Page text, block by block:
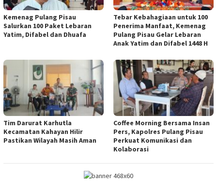
Kemenag Pulang Pisau
Salurkan 100 Paket Lebaran
Yatim, Difabel dan Dhuafa
Tebar Kebahagiaan untuk 100
Penerima Manfaat, Kemenag
Pulang Pisau Gelar Lebaran
Anak Yatim dan Difabel 1448 H
Tim Darurat Karhutla
Kecamatan Kahayan Hilir
Pastikan Wilayah Masih Aman
Coffee Morning Bersama Insan
Pers, Kapolres Pulang Pisau
Perkuat Komunikasi dan
Kolaborasi